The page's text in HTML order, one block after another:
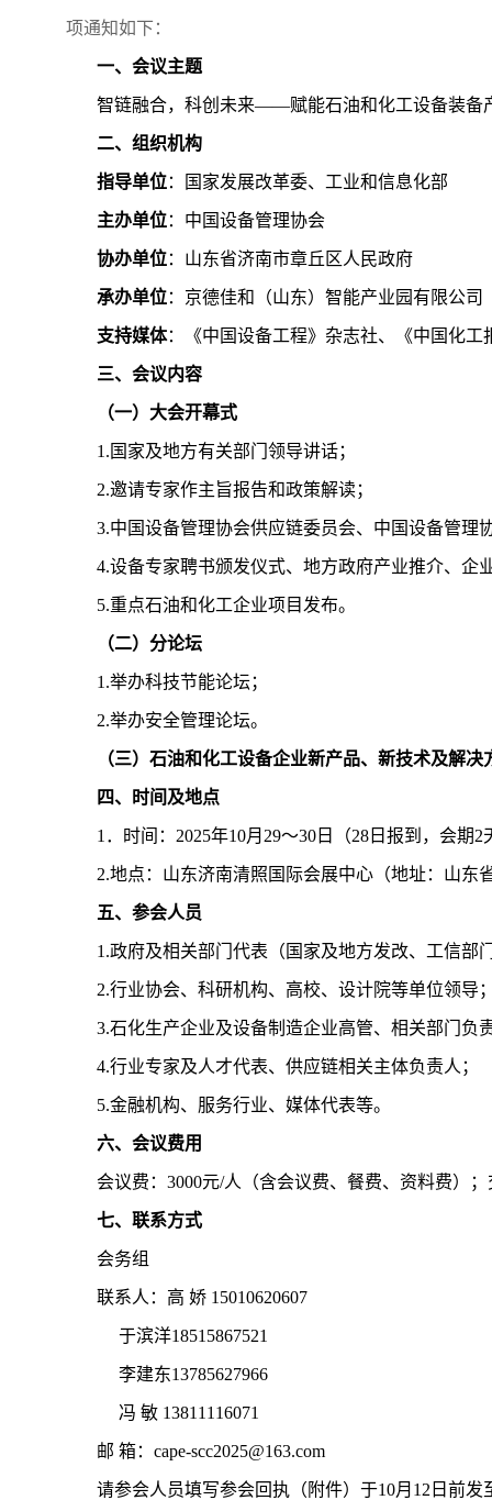
项通知如下：
一、会议主题
智链融合，科创未来——赋能石油和化工设备装备
二、组织机构
指导单位：国家发展改革委、工业和信息化部
主办单位：中国设备管理协会
协办单位：山东省济南市章丘区人民政府
承办单位：京德佳和（山东）智能产业园有限公司
支持媒体：《中国设备工程》杂志社、《中国化
三、会议内容
（一）大会开幕式
1.国家及地方有关部门领导讲话；
2.邀请专家作主旨报告和政策解读；
3.中国设备管理协会供应链委员会、中国设备管理
4.设备专家聘书颁发仪式、地方政府产业推介、企
5.重点石油和化工企业项目发布。
（二）分论坛
1.举办科技节能论坛；
2.举办安全管理论坛。
（三）石油和化工设备企业新产品、新技术及解
四、时间及地点
1．时间：2025年10月29～30日（28日报到，会期2
2.地点：山东济南清照国际会展中心（地址：山东
五、参会人员
1.政府及相关部门代表（国家及地方发改、工信部
2.行业协会、科研机构、高校、设计院等单位领导
3.石化生产企业及设备制造企业高管、相关部门负
4.行业专家及人才代表、供应链相关主体负责人；
5.金融机构、服务行业、媒体代表等。
六、会议费用
会议费：3000元/人（含会议费、餐费、资料费）
七、联系方式
会务组
联系人：高 娇 15010620607
于滨洋18515867521
李建东13785627966
冯 敏 13811116071
邮 箱：cape-scc2025@163.com
请参会人员填写参会回执（附件）于10月12日前